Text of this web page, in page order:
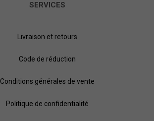
SERVICES
Livraison et retours
Code de réduction
Conditions générales de vente
Politique de confidentialité